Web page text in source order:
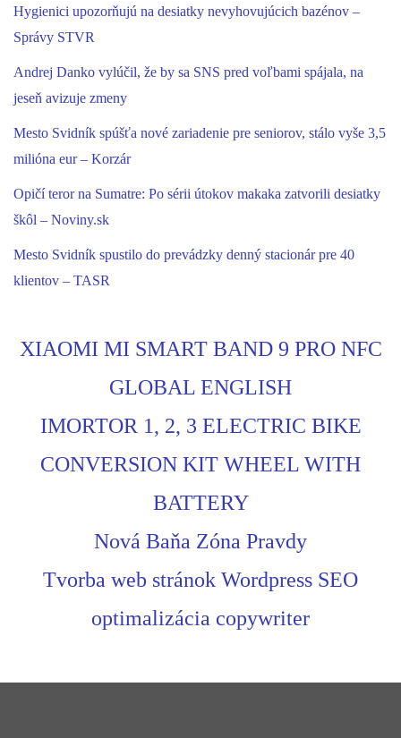
Hygienici upozorňujú na desiatky nevyhovujúcich bazénov –
Správy STVR
Andrej Danko vylúčil, že by sa SNS pred voľbami spájala, na
jeseň avizuje zmeny
Mesto Svidník spúšťa nové zariadenie pre seniorov, stálo vyše 3,5
milióna eur – Korzár
Opičí teror na Sumatre: Po sérii útokov makaka zatvorili desiatky
škôl – Noviny.sk
Mesto Svidník spustilo do prevádzky denný stacionár pre 40
klientov – TASR
XIAOMI MI SMART BAND 9 PRO NFC
GLOBAL ENGLISH
IMORTOR 1, 2, 3 ELECTRIC BIKE
CONVERSION KIT WHEEL WITH
BATTERY
Nová Baňa Zóna Pravdy
Tvorba web stránok Wordpress SEO
optimalizácia copywriter